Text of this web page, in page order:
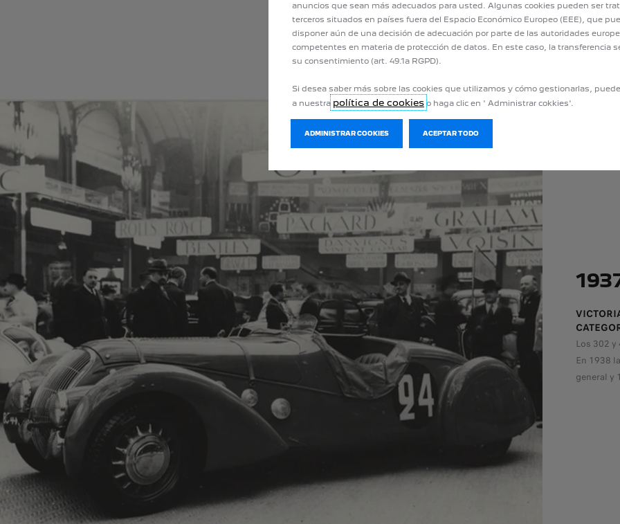
Los 302
En 1938
general y
anuncios que sean más adecuados para usted. Algunas cookies pueden ser
terceros situados en países fuera del Espacio Económico Europeo (EEE), que
disponer aún de una decisión de adecuación por parte de las autoridades
competentes en materia de protección de datos. En este caso, la transferencia
su consentimiento (art. 49.1a RGPD).
Si desea saber más sobre las cookies que utilizamos y cómo gestionarlas,
a nuestra política de cookies o haga clic en ' Administrar cokkies'.
ADMINISTRAR COOKIES ACEPTAR TODO